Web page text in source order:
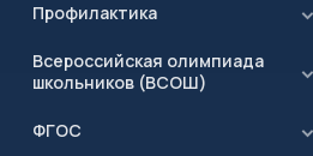
Профилактика
Всероссийская олимпиада
школьников (ВСОШ)
ФГОС